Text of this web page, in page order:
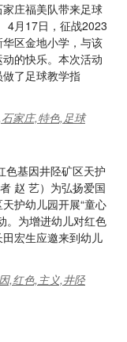
庄福美队带来足球
4月17日，征战2023
区金地小学，与该
的快乐。本次活动
了足球教学指
家庄,特色,足球
色基因井陉矿区天护
赵 艺）为弘扬爱国
护幼儿园开展“童心
。为增进幼儿对红色
宏生应邀来到幼儿
,红色,主义,井陉